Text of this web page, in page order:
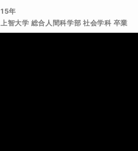
15年
上智大学 総合人間科学部 社会学科 卒業